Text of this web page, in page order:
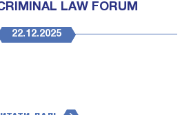
LAW FORUM
22.12.2025